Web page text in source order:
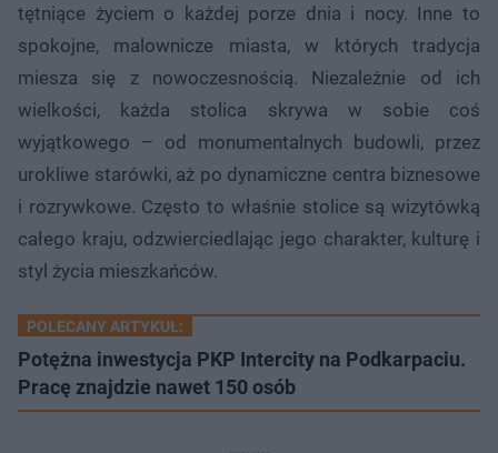
tętniące życiem o każdej porze dnia i nocy. Inne to
spokojne, malownicze miasta, w których tradycja
miesza się z nowoczesnością. Niezależnie od ich
wielkości, każda stolica skrywa w sobie coś
wyjątkowego – od monumentalnych budowli, przez
urokliwe starówki, aż po dynamiczne centra biznesowe
i rozrywkowe. Często to właśnie stolice są wizytówką
całego kraju, odzwierciedlając jego charakter, kulturę i
styl życia mieszkańców.
POLECANY ARTYKUŁ:
Potężna inwestycja PKP Intercity na Podkarpaciu.
Pracę znajdzie nawet 150 osób